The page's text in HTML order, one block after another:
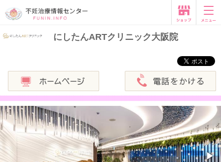
にしたんARTクリニック大阪院
◀ ▶